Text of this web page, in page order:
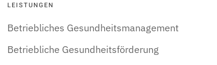
LEISTUNGEN
Betriebliches Gesundheitsmanagement
Betriebliche Gesundheitsförderung